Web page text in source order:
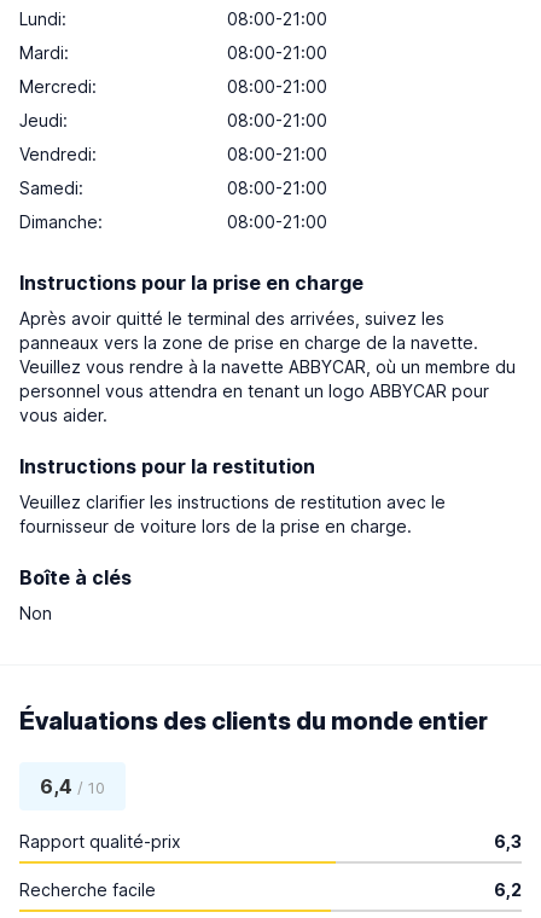
Lundi:
08:00-21:00
Mardi:
08:00-21:00
Mercredi:
08:00-21:00
Jeudi:
08:00-21:00
Vendredi:
08:00-21:00
Samedi:
08:00-21:00
Dimanche: 08:00-21:00
Instructions pour la prise en charge
Après avoir quitté le terminal des arrivées, suivez les
panneaux vers la zone de prise en charge de la navette.
Veuillez vous rendre à la navette ABBYCAR, où un membre du
personnel vous attendra en tenant un logo ABBYCAR pour
vous aider.
Instructions pour la restitution
Veuillez clarifier les instructions de restitution avec le
fournisseur de voiture lors de la prise en charge.
Boîte à clés
Non
Évaluations des clients du monde entier
6,4 / 10
Rapport qualité-prix 6,3
Recherche facile 6,2